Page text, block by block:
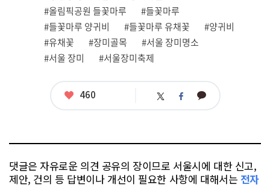
그
#올림픽공원 들꽃마루
#들꽃마루
#들꽃마루 양귀비
#들꽃마루 유채꽃
#양귀비
#유채꽃
#장미골목
#서울 장미명소
#서울 장미
#서울장미축제
좋
460 트 페 카
댓글은 자유로운 의견 공유의 장이므로 서울시에 대한 신고,
제안, 건의 등 답변이나 개선이 필요한 사항에 대해서는 전자